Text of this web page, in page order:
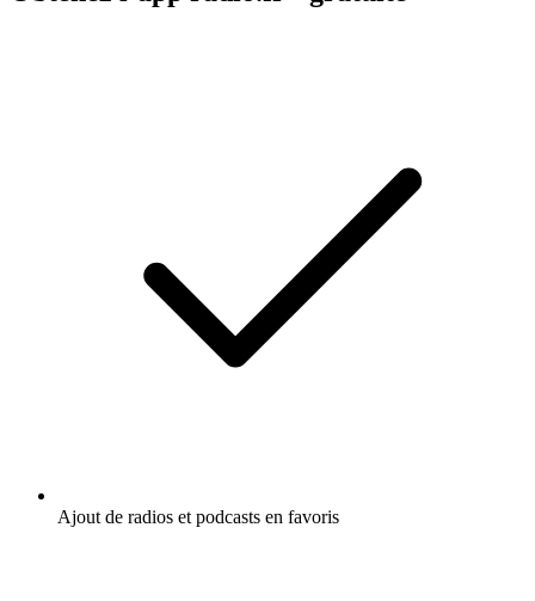
Ajout de radios et podcasts en favoris